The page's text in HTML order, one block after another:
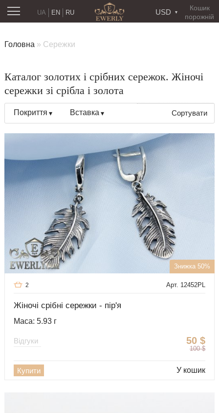
Кошик
порожній
USD
RU
UA EN
Головна » Сережки
Каталог золотих і срібних сережок. Жіночі
сережки зі срібла і золота
Покриття Вставка Сортувати
Знижка 50%
Арт. 12452PL
2
Жіночі срібні сережки - пір'я
Маса: 5.93 г
50 $
100 $
Відгуки
Купити У кошик